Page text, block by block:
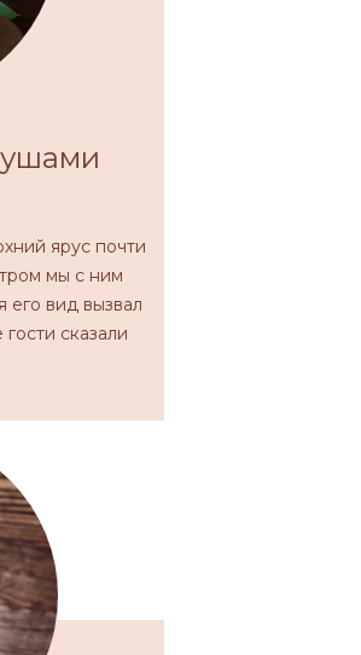
ярус почти
мы с ним
его вид вызвал
сказали